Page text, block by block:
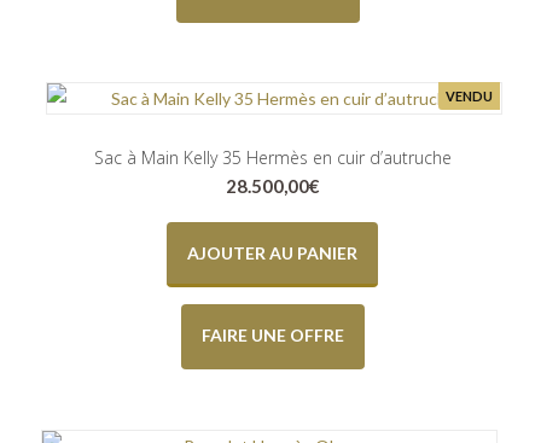
VENDU
Sac à Main Kelly 35 Hermès en cuir d’autruche
28.500,00€
AJOUTER AU PANIER
FAIRE UNE OFFRE